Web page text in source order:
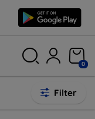
0
Filter